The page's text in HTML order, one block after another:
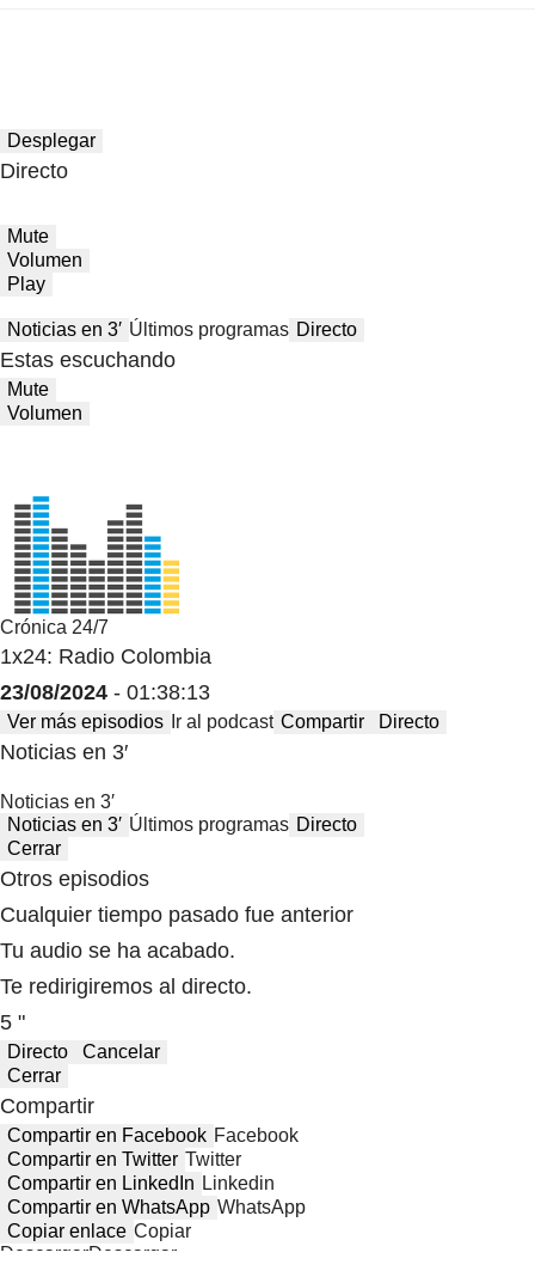
Desplegar
Directo
Mute
Volumen
Play
Noticias en 3′ Últimos programas Directo
Estas escuchando
Mute
Volumen
Crónica 24/7
1x24: Radio Colombia
23/08/2024 - 01:38:13
Ver más episodios Ir al podcast Compartir Directo
Noticias en 3′
Noticias en 3′
Noticias en 3′ Últimos programas Directo
Cerrar
Otros episodios
Cualquier tiempo pasado fue anterior
Tu audio se ha acabado.
Te redirigiremos al directo.
5 "
Directo
Cancelar
Cerrar
Compartir
Compartir en Facebook Facebook
Compartir en Twitter Twitter
Compartir en LinkedIn Linkedin
Compartir en WhatsApp WhatsApp
Copiar enlace Copiar
DescargarDescargar